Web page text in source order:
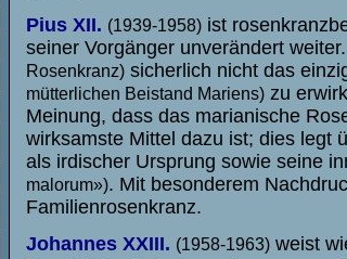
Pius XII. (1939-1958) ist
seiner Vorgänger unverändert
Rosenkranz) sicherlich nicht das
mütterlichen Beistand Mariens) zu
Meinung, dass das marianische
wirksamste Mittel dazu ist; dies legt
als irdischer Ursprung sowie seine
malorum»). Mit besonderem
Familienrosenkranz.
Johannes XXIII. (1958-1963) weist